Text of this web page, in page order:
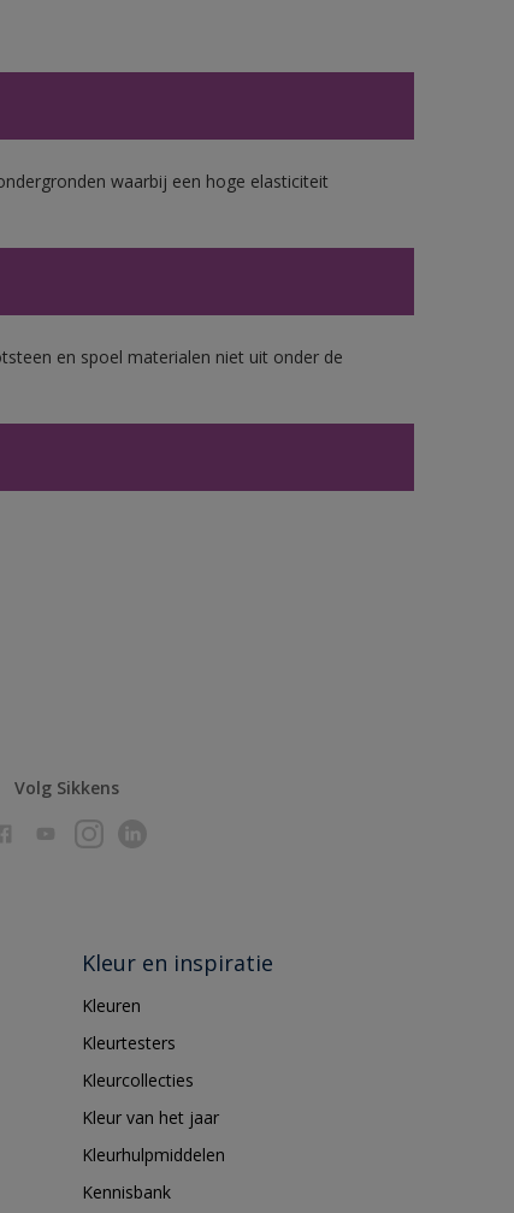
waarbij een hoge elasticiteit
en spoel materialen niet uit onder de
Volg Sikkens
Kleur en inspiratie
Kleuren
Kleurtesters
Kleurcollecties
Kleur van het jaar
Kleurhulpmiddelen
Kennisbank